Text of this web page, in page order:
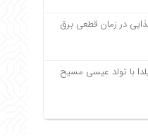
در زمان قطعی برق
با تولد عیسی مسیح